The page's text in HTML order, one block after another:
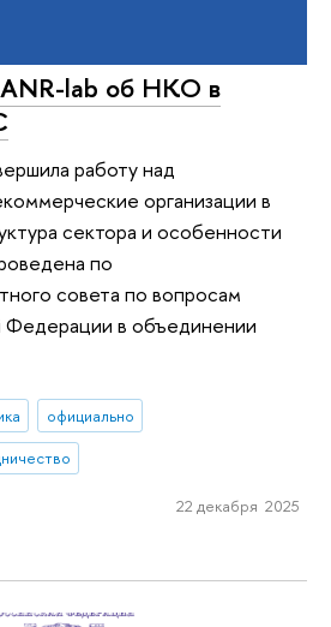
lab об НКО в
работу над
организации в
сектора и особенности
по
совета по вопросам
Федерации в объединении
официально
22 декабря 2025